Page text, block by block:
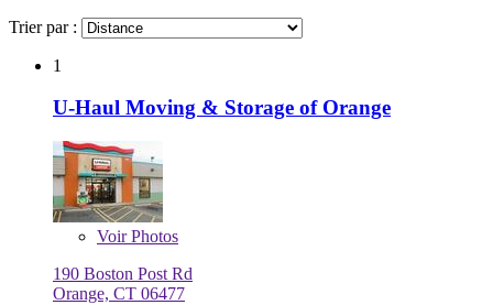
Trier par :
1
U-Haul Moving & Storage of Orange
VoirPhotos
190 Boston Post Rd
Orange, CT 06477